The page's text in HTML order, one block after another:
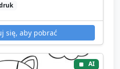
się, aby pobrać
AI